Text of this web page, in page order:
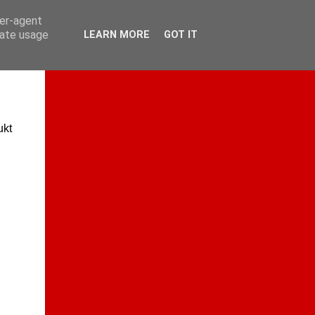
agent
usage
LEARN MORE GOT IT